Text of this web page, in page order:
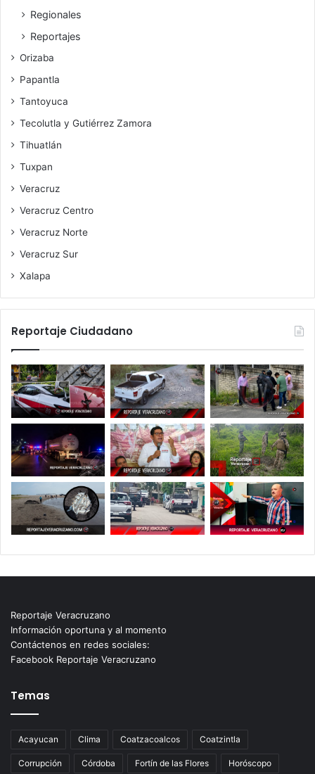
Regionales
Reportajes
Orizaba
Papantla
Tantoyuca
Tecolutla y Gutiérrez Zamora
Tihuatlán
Tuxpan
Veracruz
Veracruz Centro
Veracruz Norte
Veracruz Sur
Xalapa
Reportaje Ciudadano
Reportaje Veracruzano
Información oportuna y al momento
Contáctenos en redes sociales:
Facebook Reportaje Veracruzano
Temas
Acayucan Clima Coatzacoalcos Coatzintla
Corrupción Córdoba Fortín de las Flores Horóscopo